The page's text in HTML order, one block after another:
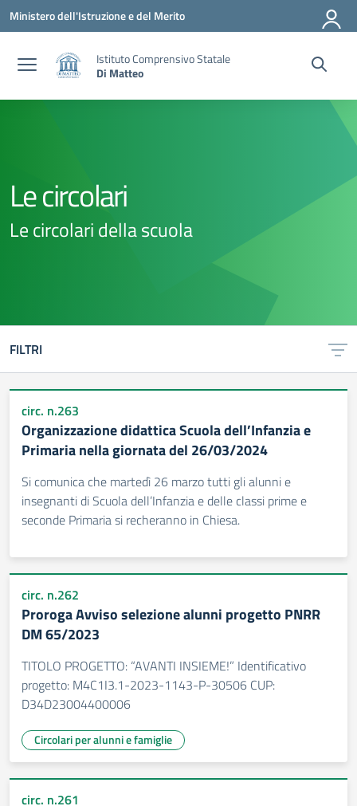
Vai ai contenuti
Vai al menu di navigazione
Vai al footer
Ministero dell'Istruzione e del Merito
Istituto Comprensivo Statale
Di Matteo
Le circolari
Le circolari della scuola
FILTRI
circ. n.263
Organizzazione didattica Scuola dell’Infanzia e
Primaria nella giornata del 26/03/2024
Si comunica che martedì 26 marzo tutti gli alunni e
insegnanti di Scuola dell’Infanzia e delle classi prime e
seconde Primaria si recheranno in Chiesa.
circ. n.262
Proroga Avviso selezione alunni progetto PNRR
DM 65/2023
TITOLO PROGETTO: “AVANTI INSIEME!” Identificativo
progetto: M4C1I3.1-2023-1143-P-30506 CUP:
D34D23004400006
Circolari per alunni e famiglie
circ. n.261